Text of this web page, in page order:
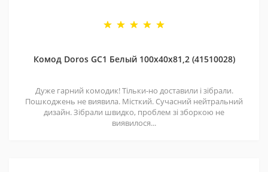
Комод Doros GС1 Белый 100х40х81,2 (41510028)
Дуже гарний комодик! Тільки-но доставили і зібрали.
Пошкоджень не виявила. Місткий. Сучасний нейтральний
дизайн. Зібрали швидко, проблем зі зборкою не
виявилося...